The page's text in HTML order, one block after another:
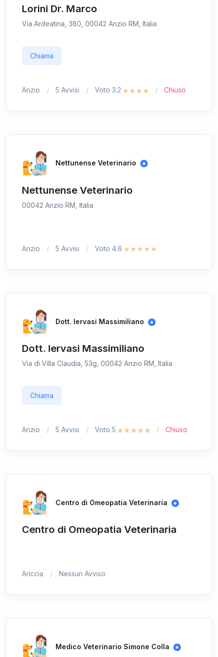
Lorini Dr. Marco
Via Ardeatina, 380, 00042 Anzio RM, Italia
Chiama
Anzio 5 Avvisi Voto 3.2 Chiuso
Nettunense Veterinario
Nettunense Veterinario
00042 Anzio RM, Italia
Anzio 5 Avvisi Voto 4.6
Dott. Iervasi Massimiliano
Dott. Iervasi Massimiliano
Via di Villa Claudia, 53g, 00042 Anzio RM, Italia
Chiama
Anzio 5 Avvisi Voto 5 Chiuso
Centro di Omeopatia Veterinaria
Centro di Omeopatia Veterinaria
Ariccia Nessun Avviso
Medico Veterinario Simone Colla